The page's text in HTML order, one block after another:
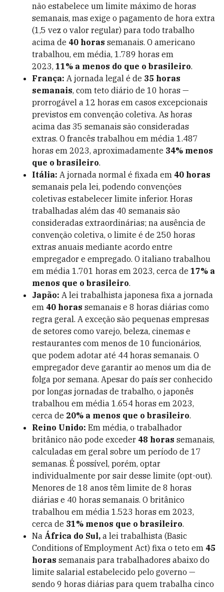
não estabelece um limite máximo de horas
semanais, mas exige o pagamento de hora extra
(1,5 vez o valor regular) para todo trabalho
acima de 40 horas semanais. O americano
trabalhou, em média, 1.789 horas em
2023, 11% a menos do que o brasileiro.
França: A jornada legal é de 35 horas
semanais, com teto diário de 10 horas —
prorrogável a 12 horas em casos excepcionais
previstos em convenção coletiva. As horas
acima das 35 semanais são consideradas
extras. O francês trabalhou em média 1.487
horas em 2023, aproximadamente 34% menos
que o brasileiro.
Itália: A jornada normal é fixada em 40 horas
semanais pela lei, podendo convenções
coletivas estabelecer limite inferior. Horas
trabalhadas além das 40 semanais são
consideradas extraordinárias; na ausência de
convenção coletiva, o limite é de 250 horas
extras anuais mediante acordo entre
empregador e empregado. O italiano trabalhou
em média 1.701 horas em 2023, cerca de 17% a
menos que o brasileiro.
Japão: A lei trabalhista japonesa fixa a jornada
em 40 horas semanais e 8 horas diárias como
regra geral. A exceção são pequenas empresas
de setores como varejo, beleza, cinemas e
restaurantes com menos de 10 funcionários,
que podem adotar até 44 horas semanais. O
empregador deve garantir ao menos um dia de
folga por semana. Apesar do país ser conhecido
por longas jornadas de trabalho, o japonês
trabalhou em média 1.654 horas em 2023,
cerca de 20% a menos que o brasileiro.
Reino Unido: Em média, o trabalhador
britânico não pode exceder 48 horas semanais,
calculadas em geral sobre um período de 17
semanas. É possível, porém, optar
individualmente por sair desse limite (opt-out).
Menores de 18 anos têm limite de 8 horas
diárias e 40 horas semanais. O britânico
trabalhou em média 1.523 horas em 2023,
cerca de 31% menos que o brasileiro.
Na África do Sul, a lei trabalhista (Basic
Conditions of Employment Act) fixa o teto em 45
horas semanais para trabalhadores abaixo do
limite salarial estabelecido pelo governo —
sendo 9 horas diárias para quem trabalha cinco